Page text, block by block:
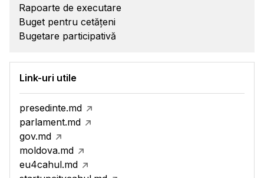
Rapoarte de executare
Buget pentru cetățeni
Bugetare participativă
Link-uri utile
presedinte.md
parlament.md
gov.md
moldova.md
eu4cahul.md